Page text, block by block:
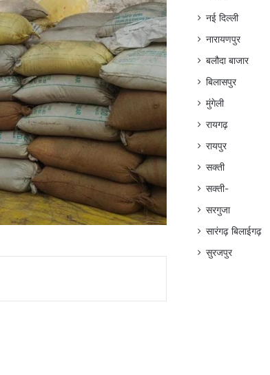
नई दिल्ली
नारायणपुर
बलौदा बाजार
बिलासपुर
मुंगेली
रायगढ़
रायपुर
सक्ती
सक्ती-
सरगुजा
सारंगढ़ बिलाईगढ़
सुरजपुर